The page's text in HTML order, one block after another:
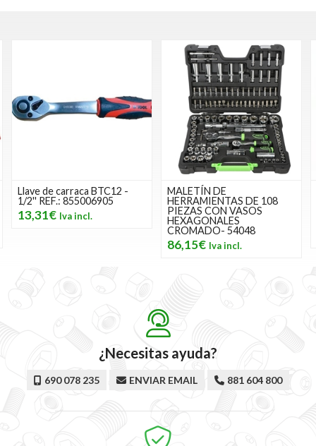
MALETÍN DE
HERRAMIENTAS DE 108
PIEZAS CON VASOS
HEXAGONALES
Maletín de herramientas
electricista BTE39 - 39
Piezas VDE REF.:
855006039
356,95€
¿Necesitas ayuda?
690 078 235 ENVIAR EMAIL 881 604 800